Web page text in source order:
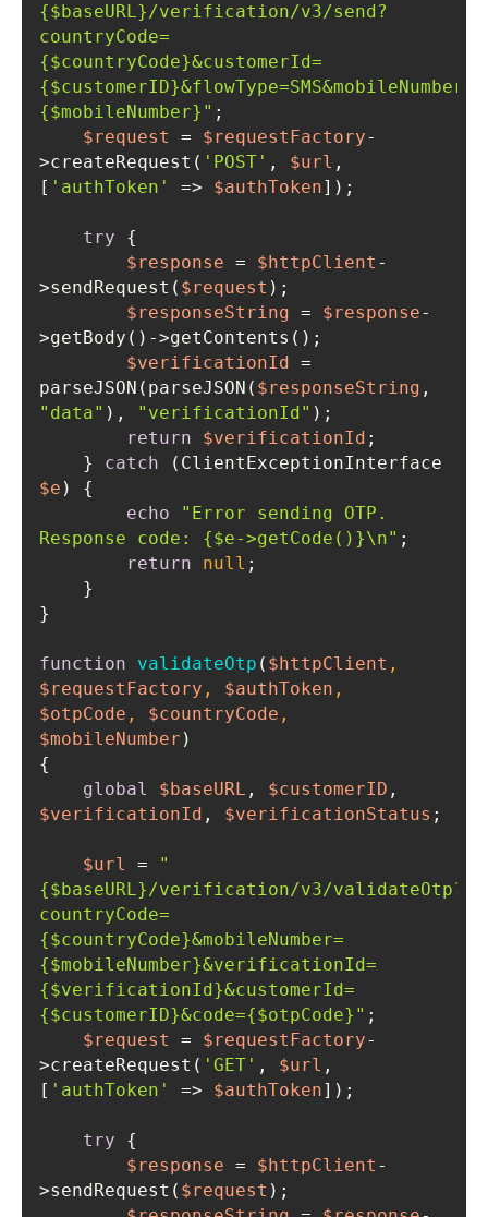
{$baseURL}/verification/v3/send?
countryCode=
{$countryCode}&customerId=
{$customerID}&flowType=SMS&mobileNumber=
{$mobileNumber} "
$request = $requestFactory-
>createRequest( 'POST' , $url ,
[ 'authToken' => $authToken
try
$response = $httpClient -
>sendRequest( $request
$responseString = $response-
$verificationId
=
parseJSON(parseJSON( $responseString
"data" ), "verificationId"
return
$verificationId
    }
catch
$e
echo
"Error sending OTP.
Response code: {$e->getCode()}\n"
return
null
function validateOtp ( $httpClient
$requestFactory , $authToken
$otpCode , $countryCode
$mobileNumber
global
$baseURL , $customerID
$verificationId , $verificationStatus
$url =
"
{$baseURL}/verification/v3/validateOtp?
countryCode=
{$countryCode}&mobileNumber=
{$mobileNumber}&verificationId=
{$verificationId}&customerId=
{$customerID}&code={$otpCode} "
$request = $requestFactory-
>createRequest( 'GET' , $url ,
[ 'authToken' => $authToken
try
$response = $httpClient -
>sendRequest( $request